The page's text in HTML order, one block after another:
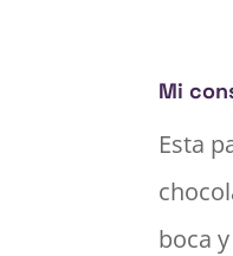
Mi
Esta
boca